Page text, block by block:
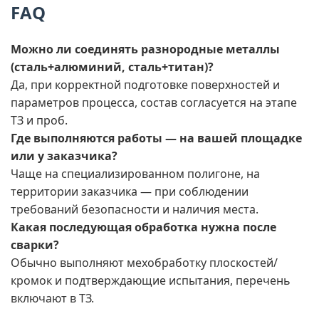
FAQ
Можно ли соединять разнородные металлы
(сталь+алюминий, сталь+титан)?
Да, при корректной подготовке поверхностей и
параметров процесса, состав согласуется на этапе
ТЗ и проб.
Где выполняются работы — на вашей площадке
или у заказчика?
Чаще на специализированном полигоне, на
территории заказчика — при соблюдении
требований безопасности и наличия места.
Какая последующая обработка нужна после
сварки?
Обычно выполняют мехобработку плоскостей/
кромок и подтверждающие испытания, перечень
включают в ТЗ.